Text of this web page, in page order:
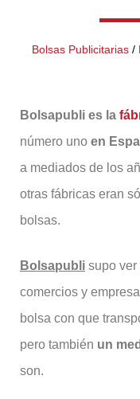
Bolsas Publicitarias /
Bolsapubli es la
número uno en
a mediados de los
otras fábricas eran
bolsas.
Bolsapubli supo ver
comercios y
bolsa con que
pero también un
son.